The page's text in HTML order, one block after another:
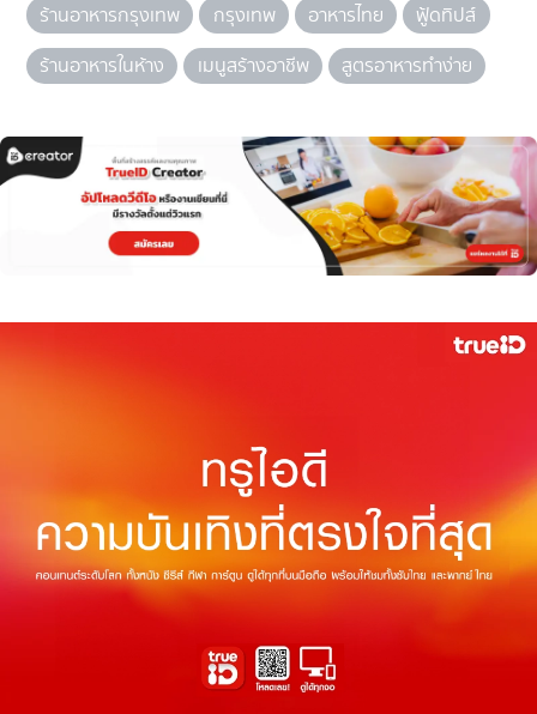
ร้านอาหารกรุงเทพ
กรุงเทพ อาหารไทย
ฟู้ดทิปส์
ร้านอาหารในห้าง
เมนูสร้างอาชีพ สูตรอาหารทำง่าย